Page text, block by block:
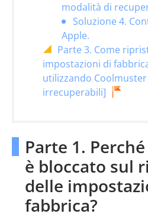
modalità di
Soluzione 4.
Apple.
Parte 3. Come
impostazioni di
utilizzando Coolmuster
irrecuperabili]
Parte 1.
è bloccato sul
delle
fabbrica?